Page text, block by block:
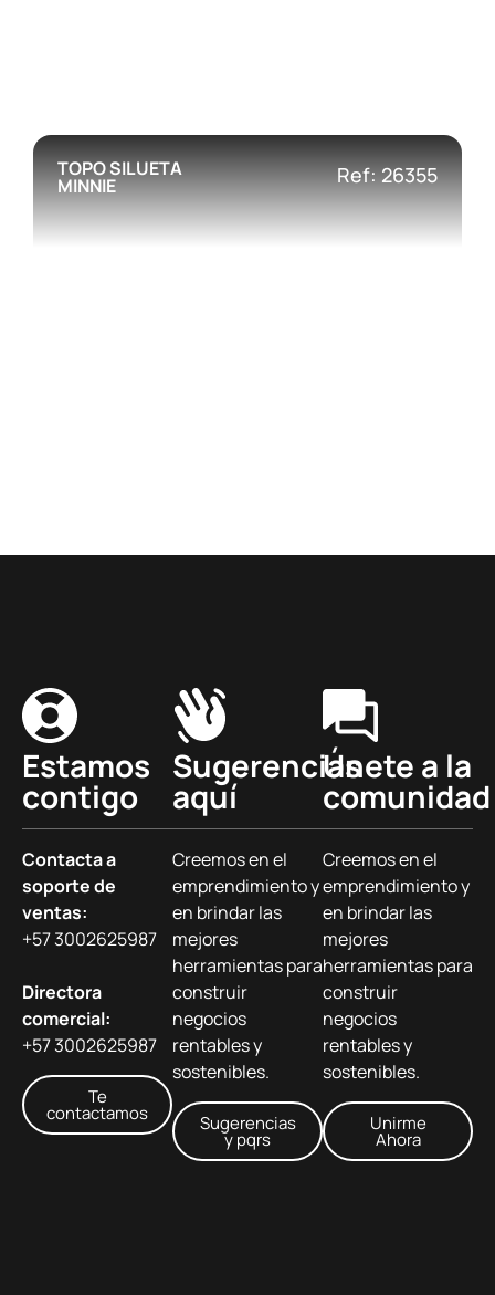
TOPO SILUETA
MINNIE Ref: 26355
Estamos
contigo
Contacta a
soporte de
ventas:
+57 3002625987
Directora
comercial:
+57 3002625987
Te
contactamos
Sugerencias
aquí
Creemos en el
emprendimiento y
en brindar las
mejores
herramientas para
construir
negocios
rentables y
sostenibles.
Sugerencias
y pqrs
Únete a la
comunidad
Creemos en el
emprendimiento y
en brindar las
mejores
herramientas para
construir
negocios
rentables y
sostenibles.
Unirme
Ahora